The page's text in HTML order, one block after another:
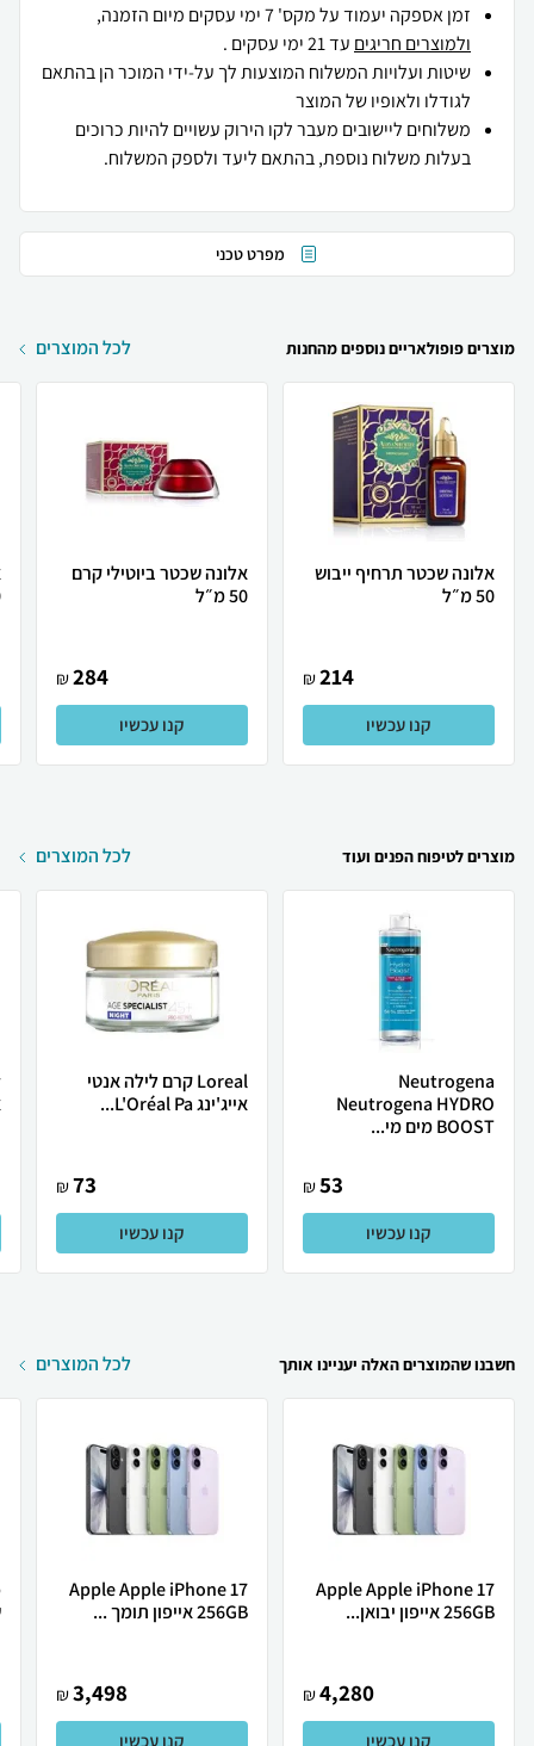
זמן אספקה יעמוד על מקס' 7 ימי עסקים מיום הזמנה,
ולמוצרים חריגים עד 21 ימי עסקים .
שיטות ועלויות המשלוח המוצעות לך על-ידי המוכר הן בהתאם
לגודלו ולאופיו של המוצר
משלוחים ליישובים מעבר לקו הירוק עשויים להיות כרוכים
בעלות משלוח נוספת, בהתאם ליעד ולספק המשלוח.
מפרט טכני
מוצרים פופולאריים נוספים מהחנות לכל המוצרים
אלונה שכטר תרחיף ייבוש
50 מ״ל
214
₪
קנו עכשיו
אלונה שכטר ביוטילי קרם
50 מ״ל
284
₪
קנו עכשיו
מוצרים לטיפוח הפנים ועוד לכל המוצרים
Neutrogena
Neutrogena HYDRO
BOOST מים מי...
53
₪
קנו עכשיו
Loreal קרם לילה אנטי
אייג'ינג L'Oréal Pa...
73
₪
קנו עכשיו
חשבנו שהמוצרים האלה יעניינו אותך לכל המוצרים
Apple Apple iPhone 17
256GB אייפון יבואן...
4,280
₪
קנו עכשיו
Apple Apple iPhone 17
256GB אייפון תומך ...
3,498
₪
קנו עכשיו